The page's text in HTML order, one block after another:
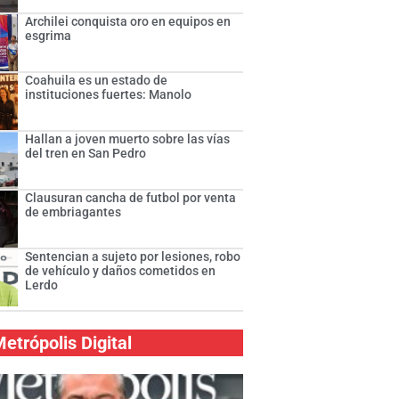
Archilei conquista oro en equipos en
esgrima
Coahuila es un estado de
instituciones fuertes: Manolo
Hallan a joven muerto sobre las vías
del tren en San Pedro
Clausuran cancha de futbol por venta
de embriagantes
Sentencian a sujeto por lesiones, robo
de vehículo y daños cometidos en
Lerdo
Digital